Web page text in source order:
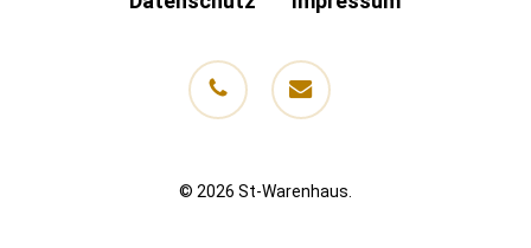
phone email
© 2026 St-Warenhaus.